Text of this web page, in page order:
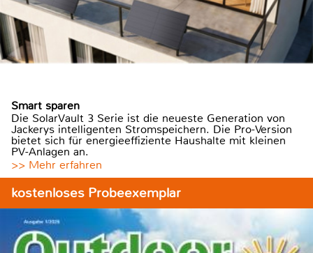
Smart sparen
Die SolarVault 3 Serie ist die neueste Generation von
Jackerys intelligenten Stromspeichern. Die Pro-Version
bietet sich für energieeffiziente Haushalte mit kleinen
PV-Anlagen an.
>> Mehr erfahren
kostenloses Probeexemplar